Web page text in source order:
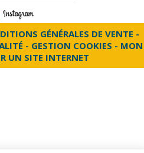
GÉNÉRALES DE VENTE
GESTION COOKIES
MON
UN SITE INTERNET